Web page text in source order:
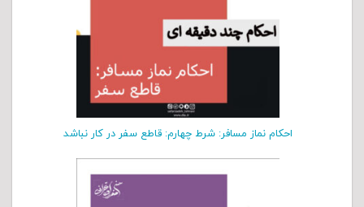
احکام نماز مسافر: شرط چهارم: قاطع سفر در کار نباشد